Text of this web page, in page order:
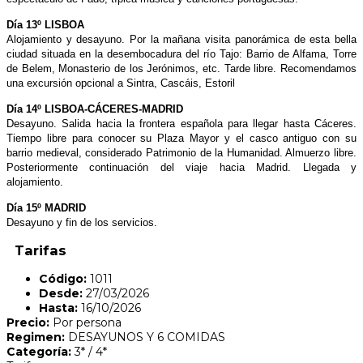
Día 13º LISBOA
Alojamiento y desayuno. Por la mañana visita panorámica de esta bella
ciudad situada en la desembocadura del río Tajo: Barrio de Alfama, Torre
de Belem, Monasterio de los Jerónimos, etc. Tarde libre. Recomendamos
una excursión opcional a Sintra, Cascáis, Estoril
Día 14º LISBOA-CÁCERES-MADRID
Desayuno. Salida hacia la frontera española para llegar hasta Cáceres.
Tiempo libre para conocer su Plaza Mayor y el casco antiguo con su
barrio medieval, considerado Patrimonio de la Humanidad. Almuerzo libre.
Posteriormente continuación del viaje hacia Madrid. Llegada y
alojamiento.
Día 15º MADRID
Desayuno y fin de los servicios.
Tarifas
Código: 1011
Desde: 27/03/2026
Hasta: 16/10/2026
Precio: Por persona
Regimen: DESAYUNOS Y 6 COMIDAS
Categoría:3* / 4*